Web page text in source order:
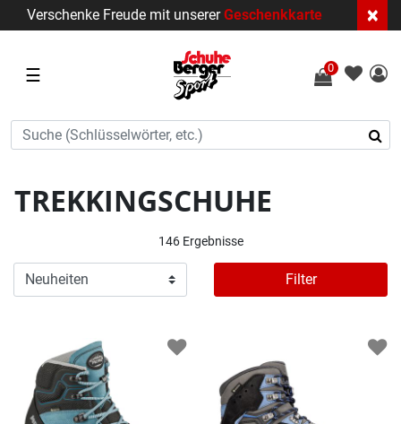
Verschenke Freude mit unsererGeschenkkarte ×
☰ 0
TREKKINGSCHUHE
146 Ergebnisse
Filter